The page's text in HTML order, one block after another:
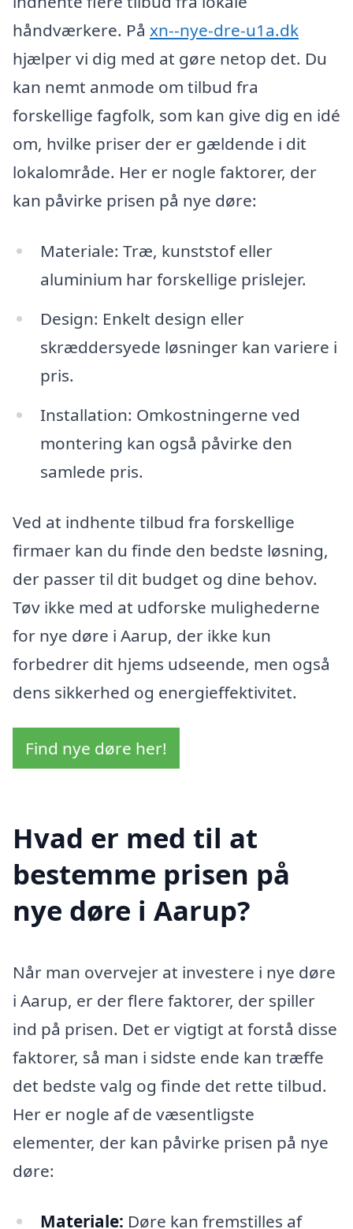
håndværkere. På xn--nye-dre-u1a.dk
hjælper vi dig med at gøre netop det. Du
kan nemt anmode om tilbud fra
forskellige fagfolk, som kan give dig en idé
om, hvilke priser der er gældende i dit
lokalområde. Her er nogle faktorer, der
kan påvirke prisen på nye døre:
Materiale: Træ, kunststof eller
aluminium har forskellige prislejer.
Design: Enkelt design eller
skræddersyede løsninger kan variere i
pris.
Installation: Omkostningerne ved
montering kan også påvirke den
samlede pris.
Ved at indhente tilbud fra forskellige
firmaer kan du finde den bedste løsning,
der passer til dit budget og dine behov.
Tøv ikke med at udforske mulighederne
for nye døre i Aarup, der ikke kun
forbedrer dit hjems udseende, men også
dens sikkerhed og energieffektivitet.
Find nye døre her!
Hvad er med til at
bestemme prisen på
nye døre i Aarup?
Når man overvejer at investere i nye døre
i Aarup, er der flere faktorer, der spiller
ind på prisen. Det er vigtigt at forstå disse
faktorer, så man i sidste ende kan træffe
det bedste valg og finde det rette tilbud.
Her er nogle af de væsentligste
elementer, der kan påvirke prisen på nye
døre:
Materiale: Døre kan fremstilles af